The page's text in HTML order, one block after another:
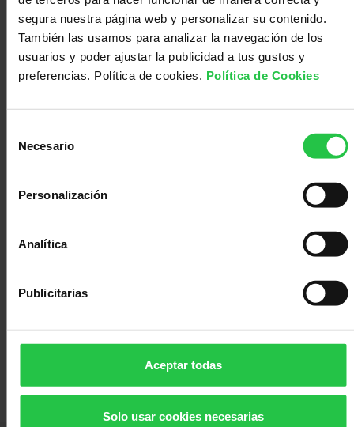
segura nuestra página web y personalizar su contenido.
También las usamos para analizar la navegación de los
usuarios y poder ajustar la publicidad a tus gustos y
preferencias. Política de cookies. Política de Cookies
Necesario
Personalización
Analítica
Publicitarias
Aceptar todas
Solo usar cookies necesarias
Médico
Acompañamiento
Proyecto
por:
Dra. María Luisa Toribio
grupo de investigadores ha descrito una función
equivalente.
Te puede interesar:
Artículo de investigación